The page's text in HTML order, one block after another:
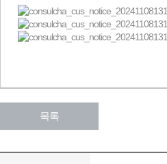
목록